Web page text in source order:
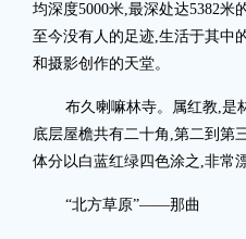
均深度5000米,最深处达5382
至今没有人的足迹,生活于其中
和摄影创作的天堂。
布久喇嘛林寺。属红教,是
底层屋檐共有二十角,第二到第
体分以白蓝红绿四色涂之,非常
“北方草原”——那曲